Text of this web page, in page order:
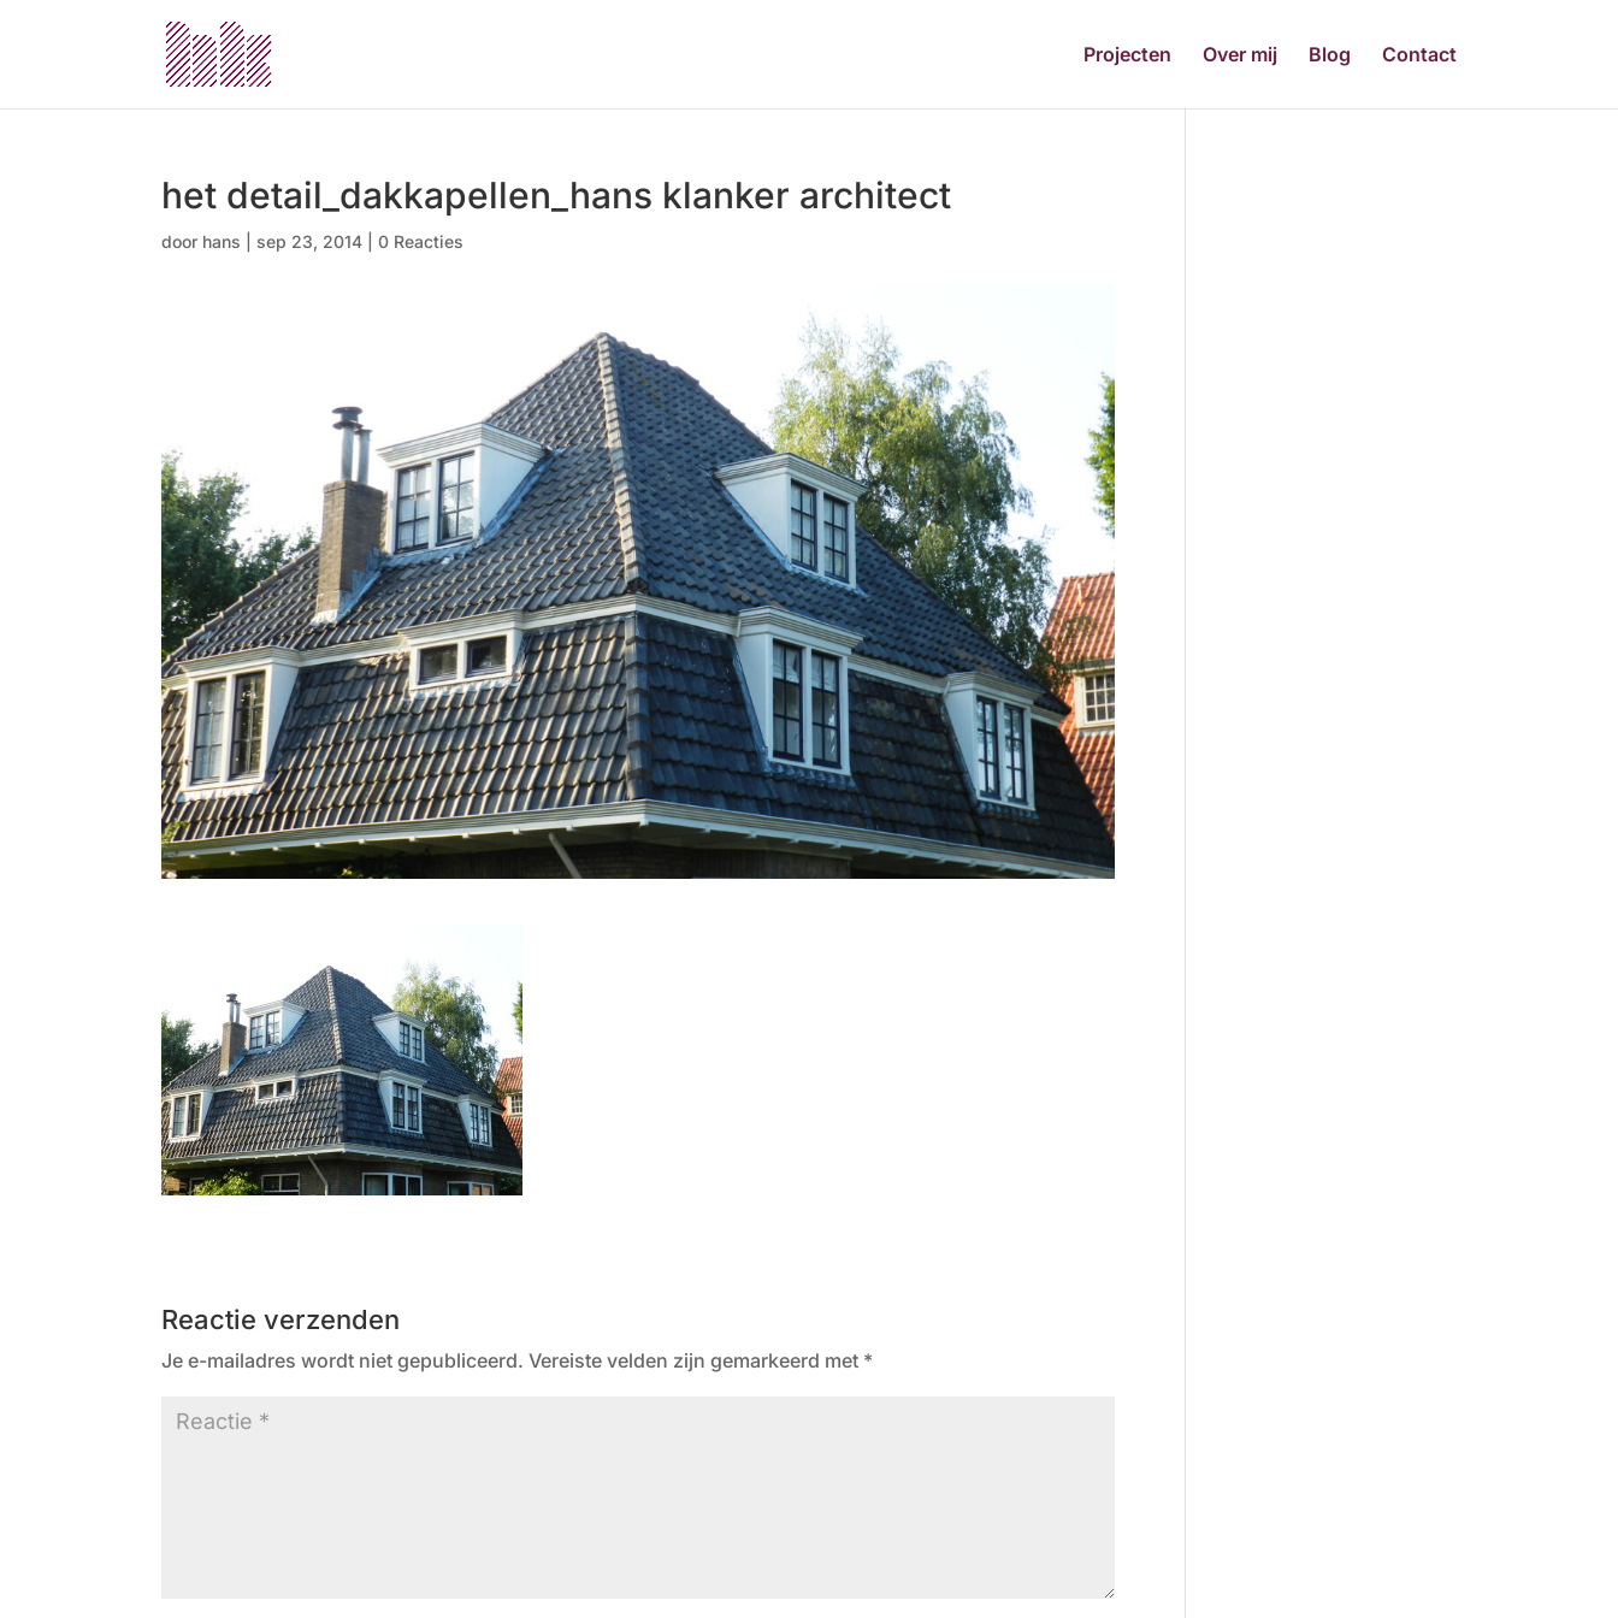
Projecten Over mij Blog Contact
het detail_dakkapellen_hans klanker architect
door hans |sep 23, 2014 |0 Reacties
Reactie verzenden
Je e-mailadres wordt niet gepubliceerd. Vereiste velden zijn gemarkeerd met *